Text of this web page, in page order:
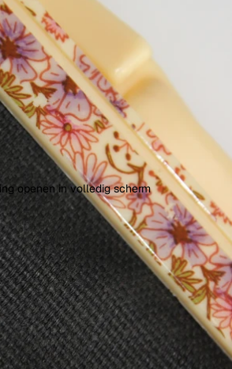
openen in volledig scherm